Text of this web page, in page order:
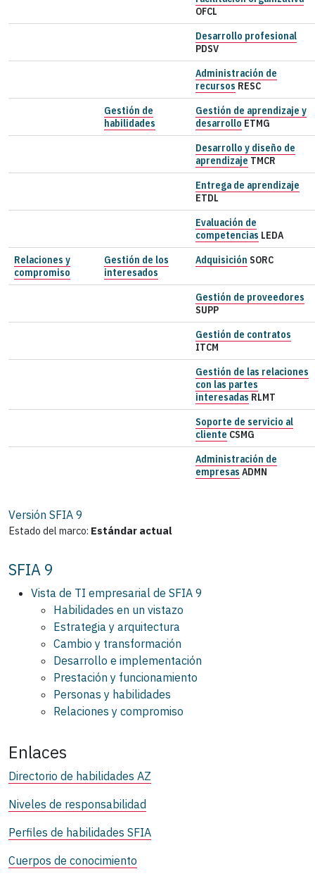
OFCL
Desarrollo profesional
PDSV
Administración de
recursos RESC
Gestión de
habilidades
Gestión de aprendizaje y
desarrollo ETMG
Desarrollo y diseño de
aprendizaje TMCR
Entrega de aprendizaje
ETDL
Evaluación de
competencias LEDA
Relaciones y
compromiso
Gestión de los
interesados
Adquisición SORC
Gestión de proveedores
SUPP
Gestión de contratos
ITCM
Gestión de las relaciones
con las partes
interesadas RLMT
Soporte de servicio al
cliente CSMG
Administración de
empresas ADMN
Versión SFIA 9
Estado del marco: Estándar actual
SFIA 9
Vista de TI empresarial de SFIA 9
Habilidades en un vistazo
Estrategia y arquitectura
Cambio y transformación
Desarrollo e implementación
Prestación y funcionamiento
Personas y habilidades
Relaciones y compromiso
Enlaces
Directorio de habilidades AZ
Niveles de responsabilidad
Perfiles de habilidades SFIA
Cuerpos de conocimiento